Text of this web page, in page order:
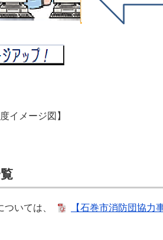
イメージ図】
ついては、 【石巻市消防団協力